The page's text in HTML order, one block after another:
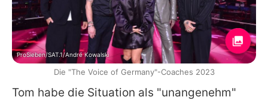
Tom habe die Situation als "unangenehm"
ProSieben/SAT.1/André Kowalski
Die "The Voice of Germany"-Coaches 2023